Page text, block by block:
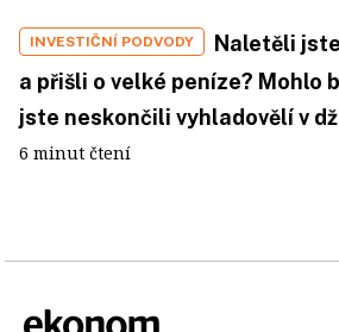
INVESTIČNÍ PODVODY
Naletěli
a přišli o velké peníze? Mohlo
jste neskončili vyhladovělí v
6 minut čtení